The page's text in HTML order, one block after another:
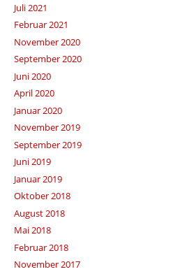
Juli 2021
Februar 2021
November 2020
September 2020
Juni 2020
April 2020
Januar 2020
November 2019
September 2019
Juni 2019
Januar 2019
Oktober 2018
August 2018
Mai 2018
Februar 2018
November 2017